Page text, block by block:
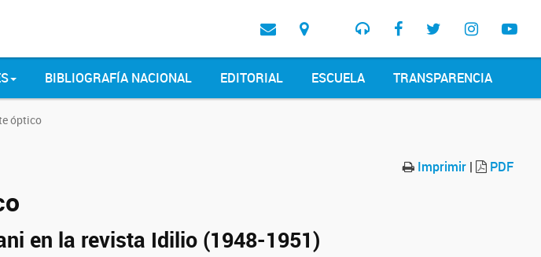
BIBLIOGRAFÍA NACIONAL EDITORIAL ESCUELA TRANSPARENCIA
óptico
Imprimir | PDF
en la revista Idilio (1948-1951)